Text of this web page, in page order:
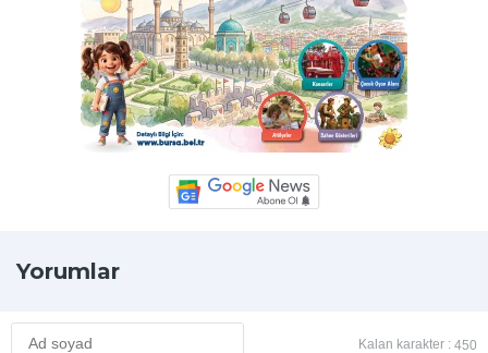
Yorumlar
Kalan karakter : 450